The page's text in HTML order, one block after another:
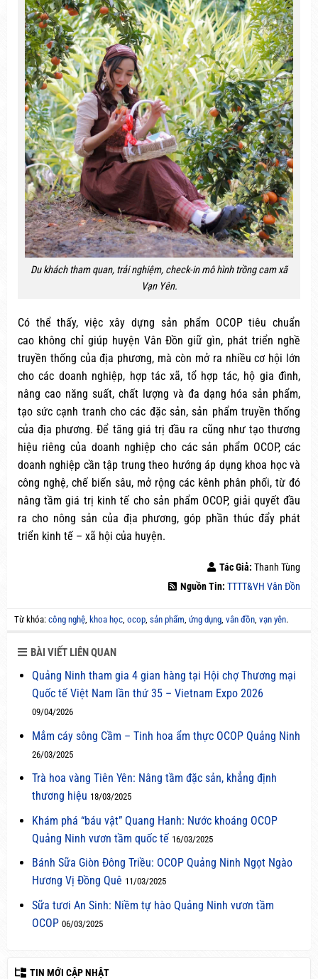
Du khách tham quan, trải nghiệm, check-in mô hình trồng cam xã
Vạn Yên.
Có thể thấy, việc xây dựng sản phẩm OCOP tiêu chuẩn
cao không chỉ giúp huyện Vân Đồn giữ gìn, phát triển nghề
truyền thống của địa phương, mà còn mở ra nhiều cơ hội lớn
cho các doanh nghiệp, hợp tác xã, tổ hợp tác, hộ gia đình,
nâng cao năng suất, chất lượng và đa dạng hóa sản phẩm,
tạo sức cạnh tranh cho các đặc sản, sản phẩm truyền thống
của địa phương. Để tăng giá trị đầu ra cũng như tạo thương
hiệu riêng của doanh nghiệp cho các sản phẩm OCOP, các
doanh nghiệp cần tập trung theo hướng áp dụng khoa học và
công nghệ, chế biến sâu, mở rộng các kênh phân phối, từ đó
nâng tầm giá trị kinh tế cho sản phẩm OCOP, giải quyết đầu
ra cho nông sản của địa phương, góp phần thúc đẩy phát
triển kinh tế – xã hội của huyện.
Tác Giả: Thanh Tùng
Nguồn Tin: TTTT&VH Vân Đồn
Từ khóa: công nghệ, khoa học, ocop, sản phẩm, ứng dụng, vân đồn, vạn yên.
BÀI VIẾT LIÊN QUAN
Quảng Ninh tham gia 4 gian hàng tại Hội chợ Thương mại
Quốc tế Việt Nam lần thứ 35 – Vietnam Expo 2026
09/04/2026
Mắm cáy sông Cầm – Tinh hoa ẩm thực OCOP Quảng Ninh
26/03/2025
Trà hoa vàng Tiên Yên: Nâng tầm đặc sản, khẳng định
thương hiệu 18/03/2025
Khám phá “báu vật” Quang Hanh: Nước khoáng OCOP
Quảng Ninh vươn tầm quốc tế 16/03/2025
Bánh Sữa Giòn Đông Triều: OCOP Quảng Ninh Ngọt Ngào
Hương Vị Đồng Quê 11/03/2025
Sữa tươi An Sinh: Niềm tự hào Quảng Ninh vươn tầm
OCOP 06/03/2025
TIN MỚI CẬP NHẬT